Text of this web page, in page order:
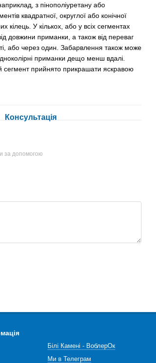
з пінополіуретану або
квадратної, округлої або конічної
У кількох, або у всіх сегментах
довжини приманки, а також від переваг
або через один. Забарвлення також може
приманки дещо менш вдалі.
сегмент прийнято прикрашати яскравою
Консультація
за допомогою
Білі Камені - ВоблерОк
Ми в Телеграм